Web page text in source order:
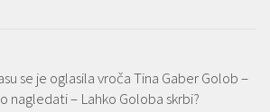
se je oglasila vroča Tina Gaber Golob –
nagledati – Lahko Goloba skrbi?